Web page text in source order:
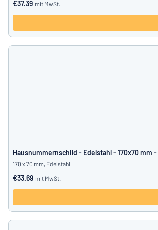
€37.39 mit MwSt.
Hausnummernschild - Edelstahl - 170x70 mm
170 x 70 mm, Edelstahl
€33.69 mit MwSt.